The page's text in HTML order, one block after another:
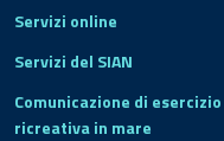
Servizi online
Servizi del SIAN
Comunicazione di
ricreativa in mare